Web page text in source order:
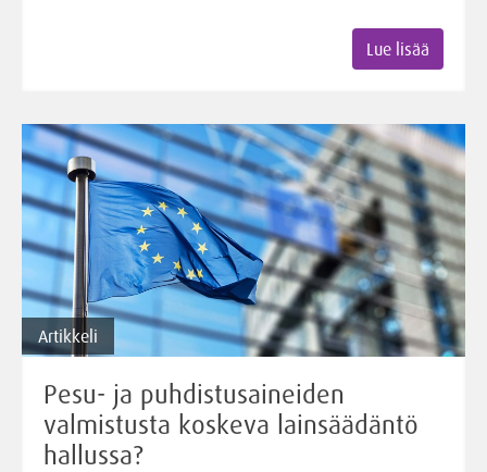
Lue lisää
Artikkeli
Pesu- ja puhdistusaineiden
valmistusta koskeva lainsäädäntö
hallussa?